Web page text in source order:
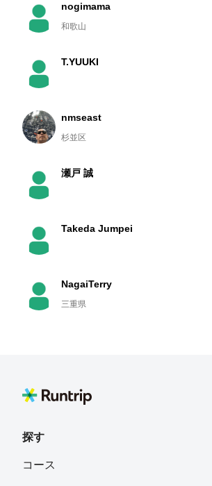
nogimama
和歌山
T.YUUKI
nmseast
杉並区
瀬戸 誠
Takeda Jumpei
NagaiTerry
三重県
ひいろ@スーツのエロリーマン♡♡
探す
コース